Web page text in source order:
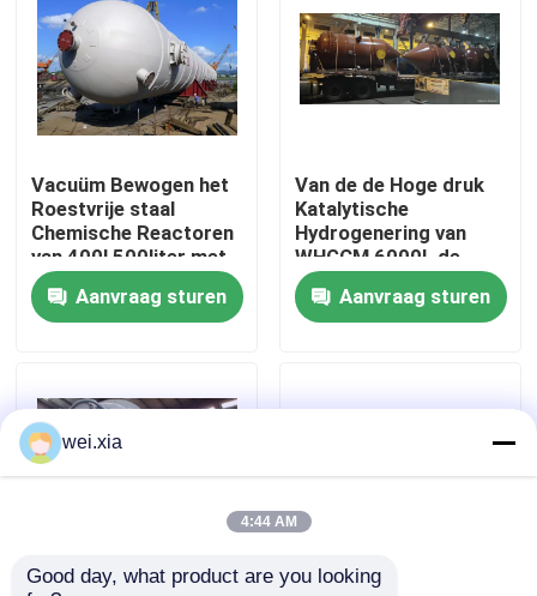
Video's
Over ons
Fabriekstocht
Kwaliteitscontrole
Nieuws
AAC-Autoclaaf
Vacuüm Bewogen het
Roestvrije staal
Chemische Reactoren
van 400l 500liter met
Verwarmer
Aanvraag sturen
Van de de Hoge druk
Katalytische
Hydrogenering van
WHGCM 6000L de
Reactor Grote
CapaciteitAanvraag sturen
wei.xia
4:44 AM
Good day, what product are you looking